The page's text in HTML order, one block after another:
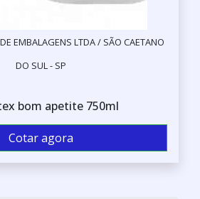
EMBALAGENS LTDA / SÃO CAETANO
DO SUL - SP
bom apetite 750ml
Cotar agora